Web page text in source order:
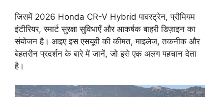
जिसमें 2026 Honda CR-V Hybrid पावरट्रेन, प्रीमियम
इंटीरियर, स्मार्ट सुरक्षा सुविधाएँ और आकर्षक बाहरी डिज़ाइन का
संयोजन है। आइए इस एसयूवी की कीमत, माइलेज, तकनीक और
बेहतरीन प्रदर्शन के बारे में जानें, जो इसे एक अलग पहचान देता
है।